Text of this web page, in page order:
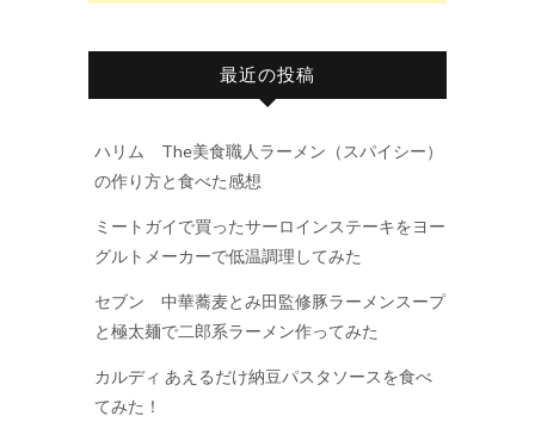
最近の投稿
ハリム The美食職人ラーメン（スパイシー）
の作り方と食べた感想
ミートガイで買ったサーロインステーキをヨー
グルトメーカーで低温調理してみた
セブン 中華蕎麦とみ田監修豚ラーメンスープ
と極太麺で二郎系ラーメン作ってみた
カルディ あえるだけ納豆パスタソースを食べ
てみた！